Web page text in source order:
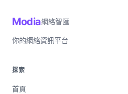
Modia網絡智匯
你的網絡資訊平台
探索
首頁